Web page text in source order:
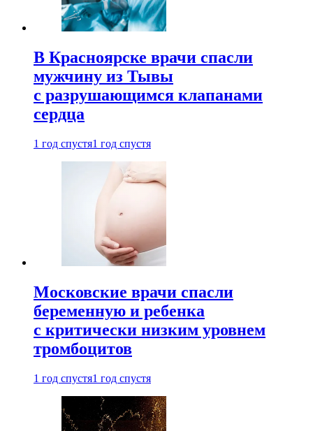
В Красноярске врачи спасли
мужчину из Тывы
с разрушающимся клапанами
сердца
1 год спустя1 год спустя
Московские врачи спасли
беременную и ребенка
с критически низким уровнем
тромбоцитов
1 год спустя1 год спустя